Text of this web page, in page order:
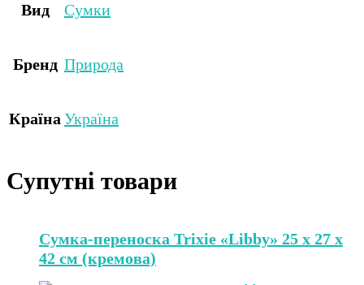
Вид Сумки
Бренд Природа
Країна Україна
Супутні товари
Сумка-переноска Trixie «Libby» 25 x 27 x
42 см (кремова)